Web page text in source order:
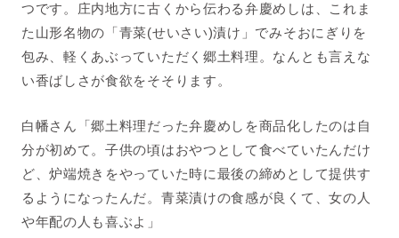
つです。庄内地方に古くから伝わる弁慶めしは、これま
た山形名物の「青菜(せいさい)漬け」でみそおにぎりを
包み、軽くあぶっていただく郷土料理。なんとも言えな
い香ばしさが食欲をそそります。
白幡さん「郷土料理だった弁慶めしを商品化したのは自
分が初めて。子供の頃はおやつとして食べていたんだけ
ど、炉端焼きをやっていた時に最後の締めとして提供す
るようになったんだ。青菜漬けの食感が良くて、女の人
や年配の人も喜ぶよ」